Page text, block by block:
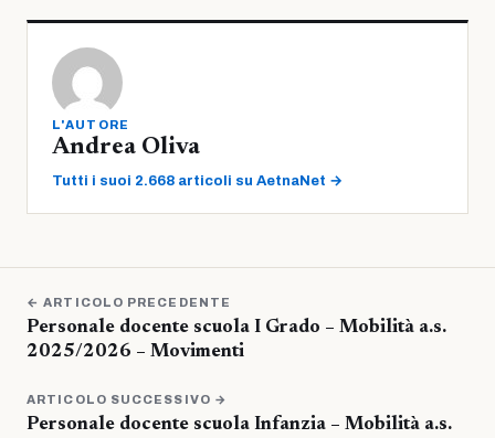
L'AUTORE
Andrea Oliva
Tutti i suoi 2.668 articoli su AetnaNet →
← ARTICOLO PRECEDENTE
Personale docente scuola I Grado – Mobilità a.s.
2025/2026 – Movimenti
ARTICOLO SUCCESSIVO →
Personale docente scuola Infanzia – Mobilità a.s.